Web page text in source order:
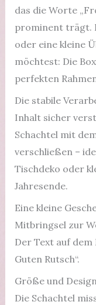
das die Worte
prominent trägt.
oder eine kleine
möchtest: Die
perfekten
Die stabile
Inhalt sicher
Schachtel mit
verschließen –
Tischdeko oder
Jahresende.
Eine kleine
Mitbringsel zur
Der Text auf
Guten Rutsch“.
Größe und
Die Schachtel